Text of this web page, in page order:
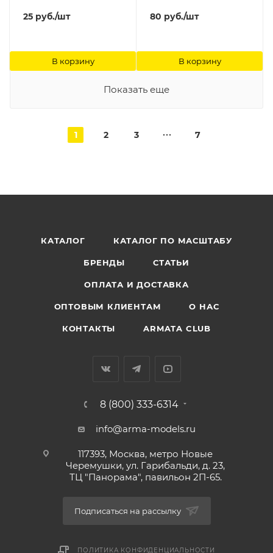
25 руб./шт
В корзину
80 руб./шт
В корзину
Показать еще
1 2 3 7
КАТАЛОГ КАТАЛОГ ПО МАСШТАБУ
БРЕНДЫ СТАТЬИ
ОПЛАТА И ДОСТАВКА
ОПТОВЫМ КЛИЕНТАМ О НАС
КОНТАКТЫ ARMATA CLUB
8 (800) 333-6314
info@arma-models.ru
117393, Москва, метро Новые
Черемушки, ул. Гарибальди, д. 23,
ТЦ "Панорама", павильон 2П-65.
Подписаться на рассылку
ПОЛИТИКА КОНФИДЕНЦИАЛЬНОСТИ